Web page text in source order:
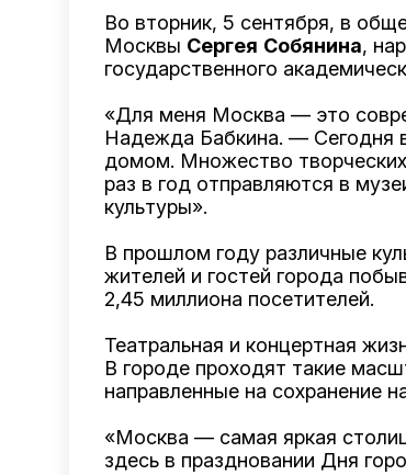
Во вторник, 5 сентября, в
Москвы Сергея Собянина,
государственного
«Для меня Москва — это
Надежда Бабкина. — Сегодня
домом. Множество
раз в год отправляются в
культуры».
В прошлом году различные
жителей и гостей города
2,45 миллиона посетителей.
Театральная и концертная
В городе проходят такие
направленные на сохранение
«Москва — самая яркая
здесь в праздновании Дня